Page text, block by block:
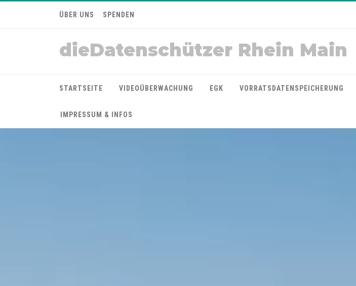
ÜBER UNS SPENDEN
dieDatenschützer Rhein Main
STARTSEITE VIDEOÜBERWACHUNG EGK VORRATSDATENSPEICHERUNG
IMPRESSUM & INFOS